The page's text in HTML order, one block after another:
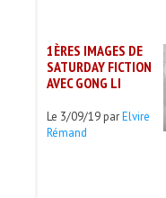
1ÈRES IMAGES DE
SATURDAY FICTION
AVEC GONG LI
Le 3/09/19 parElvire
Rémand